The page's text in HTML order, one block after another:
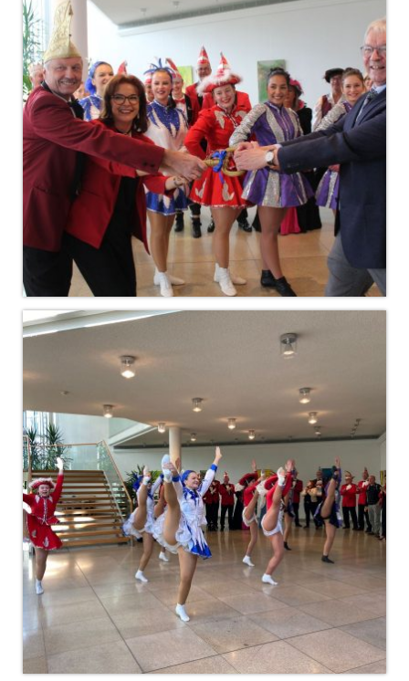
# Session 2021/2022
MCC Sommerfest 2022
Faschingseröffnung 2021/2022
#Session 2020/2021
Memmelsdorf Helau! bei TV1 Franken
(2021)
# Session 2019/2020
MCC Gala 2020
Faschingseröffnung 2019/2020
MCC Gala 2019
Rathaussturm 2019 und 55 Jahre MCC
Jubiläum
Faschingseröffnung 2018/2019
# Session 2017/2018
OKR Sitzung vom 25.10.2018
Jahreshaupt­versammlung 2018
MCC Gala 2018
Faschingseröffnung 2017/2018